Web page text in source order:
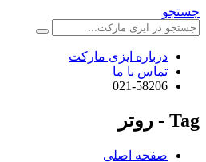
جستجو
درباره ایزی مارکت
تماس با ما
021-58206
Tag - روتر
صفحه اصلی